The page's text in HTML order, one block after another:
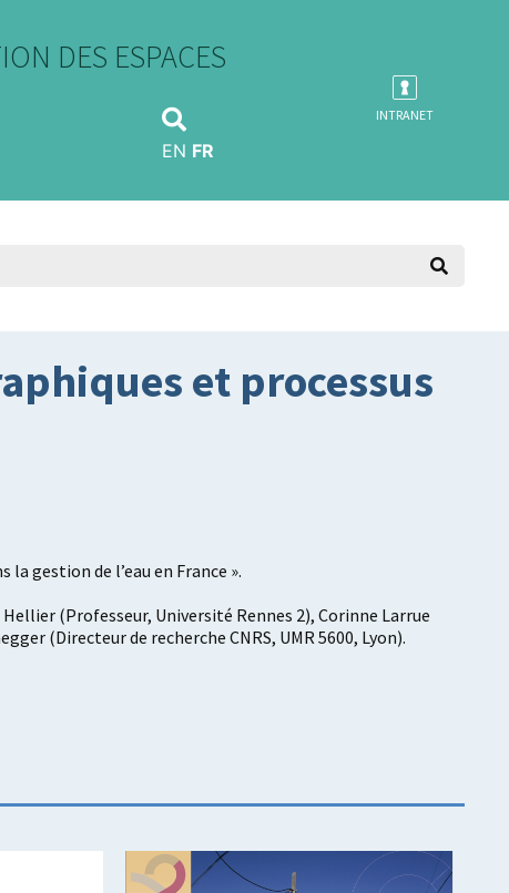
DES ESPACES
EN FR
INTRANET
et processus
gestion de l’eau en France ».
(Professeur, Université Rennes 2), Corinne Larrue
(Directeur de recherche CNRS, UMR 5600, Lyon).